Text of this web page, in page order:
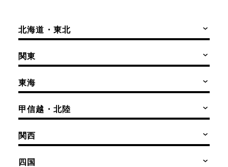
北海道・東北
関東
東海
甲信越・北陸
関西
四国